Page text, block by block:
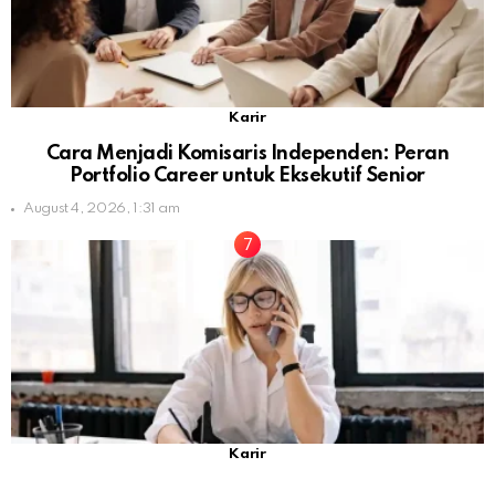
Karir
Cara Menjadi Komisaris Independen: Peran
Portfolio Career untuk Eksekutif Senior
August 4, 2026, 1:31 am
Karir